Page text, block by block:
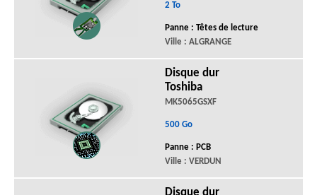
2 To
Panne : Têtes de lecture
Ville : ALGRANGE
Disque dur
Toshiba
MK5065GSXF
500 Go
Panne : PCB
Ville : VERDUN